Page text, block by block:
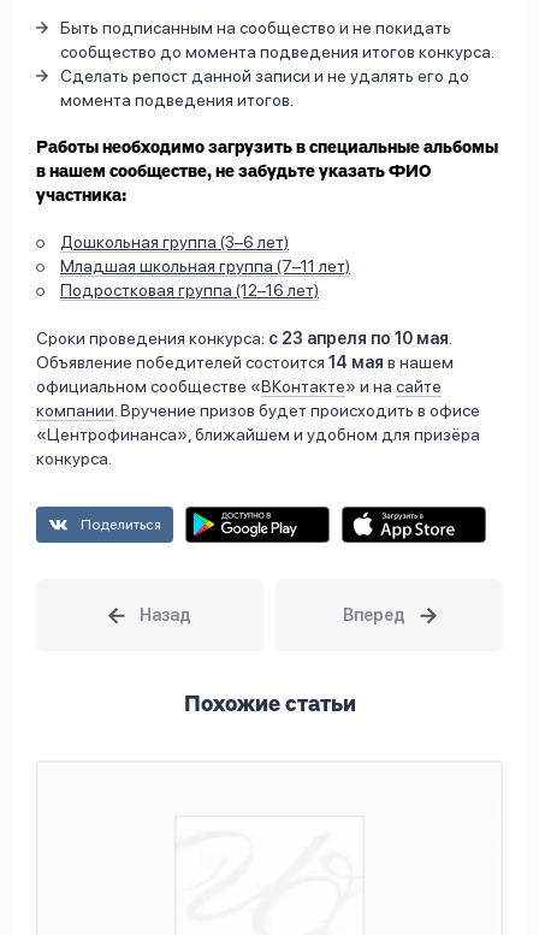
Быть подписанным на сообщество и не покидать
сообщество до момента подведения итогов конкурса.
Сделать репост данной записи и не удалять его до
момента подведения итогов.
Работы необходимо загрузить в специальные альбомы
в нашем сообществе, не забудьте указать ФИО
участника:
Дошкольная группа (3–6 лет)
Младшая школьная группа (7–11 лет)
Подростковая группа (12–16 лет)
Сроки проведения конкурса: с 23 апреля по 10 мая
Объявление победителей состоится 14 мая в нашем
официальном сообществе «ВКонтакте» и на сайте
компании . Вручение призов будет происходить в офисе
«Центрофинанса», ближайшем и удобном для призёра
конкурса.
Поделиться
Похожие статьи